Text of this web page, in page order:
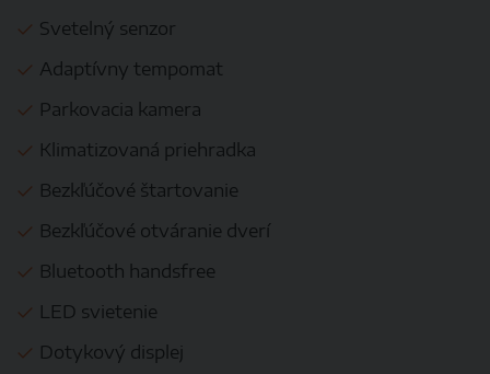
Svetelný senzor
Adaptívny tempomat
Parkovacia kamera
Klimatizovaná priehradka
Bezkľúčové štartovanie
Bezkľúčové otváranie dverí
Bluetooth handsfree
LED svietenie
Dotykový displej